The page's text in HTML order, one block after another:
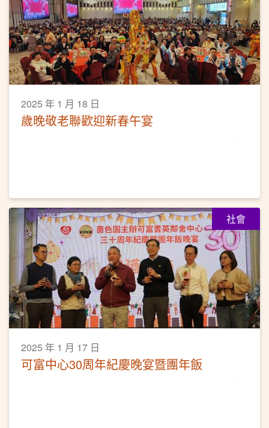
2025 年 1 月 18 日
歲晚敬老聯歡迎新春午宴
社會
2025 年 1 月 17 日
可富中心30周年紀慶晚宴暨團年飯